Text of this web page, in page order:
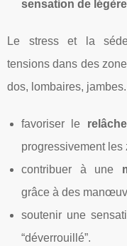
sensation de
Le stress et la
tensions dans des
dos, lombaires,
favoriser le
progressivement les
contribuer à une
grâce à des
soutenir une
“déverrouillé”.